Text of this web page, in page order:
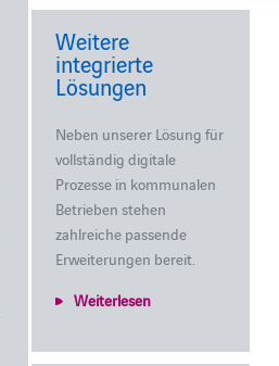
Weitere
integrierte
Lösungen
Neben unserer Lösung für
vollständig digitale
Prozesse in kommunalen
Betrieben stehen
zahlreiche passende
Erweiterungen bereit.
Weiterlesen